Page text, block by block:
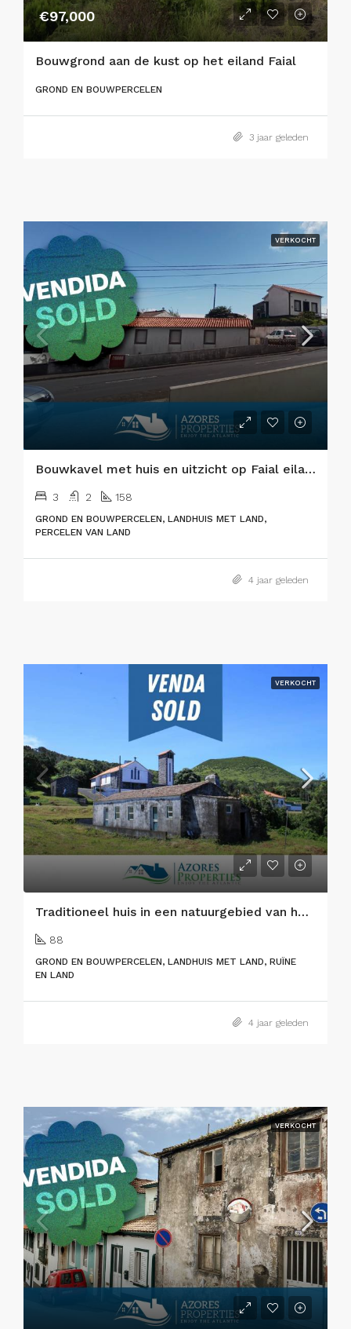
€97,000
Bouwgrond aan de kust op het eiland Faial
GROND EN BOUWPERCELEN
3 jaar geleden
VERKOCHT
Bouwkavel met huis en uitzicht op Faial eiland
3 2 158
GROND EN BOUWPERCELEN, LANDHUIS MET LAND,
PERCELEN VAN LAND
4 jaar geleden
VERKOCHT
Traditioneel huis in een natuurgebied van het eiland Faial
88
GROND EN BOUWPERCELEN, LANDHUIS MET LAND, RUÏNE
EN LAND
4 jaar geleden
VERKOCHT